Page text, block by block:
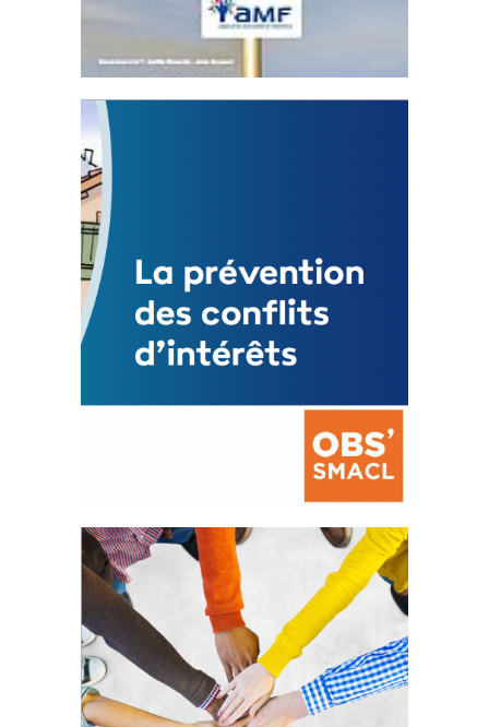
Statut de l’élu local
3 avril 2024
Mise à jour avril 2024
FEUILLETER
La prévention des conflits
d’intérêts
18 septembre 2023
FEUILLETER